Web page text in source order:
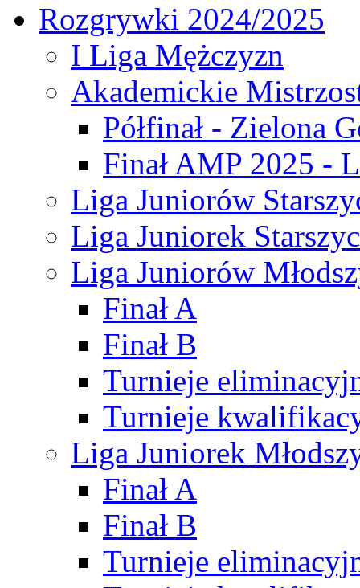
Rozgrywki 2024/2025
I Liga Mężczyzn
Akademickie
Półfinał - Zielona
Finał AMP 2025 -
Liga Juniorów
Liga Juniorek
Liga Juniorów
Finał A
Finał B
Turnieje
Turnieje
Liga Juniorek
Finał A
Finał B
Turnieje